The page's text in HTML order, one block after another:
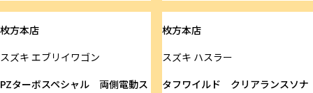
枚方本店
スズキ エブリイワゴン
PZターボスペシャル 両側電動ス
枚方本店
スズキ ハスラー
タフワイルド クリアランスソナ